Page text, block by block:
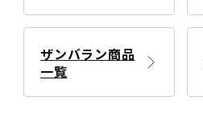
ザンバラン商品
一覧